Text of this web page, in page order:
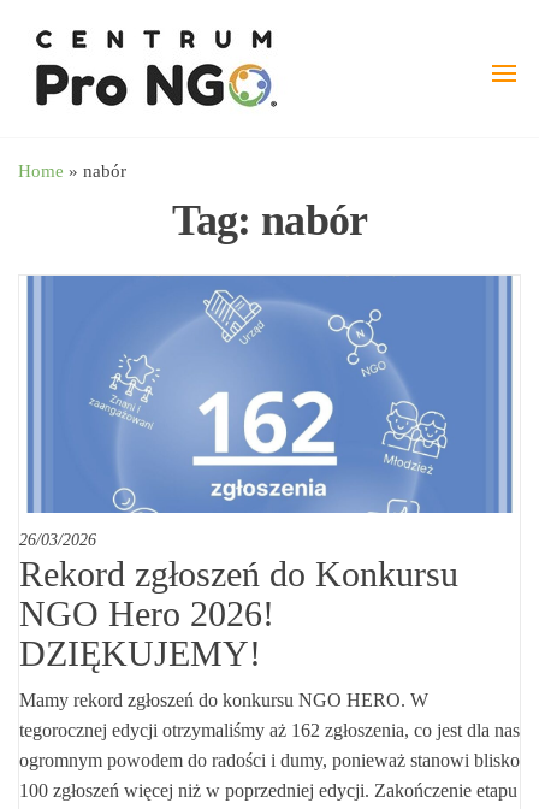
treści
Home » nabór
Tag: nabór
26/03/2026
Rekord zgłoszeń do Konkursu
NGO Hero 2026!
DZIĘKUJEMY!
Mamy rekord zgłoszeń do konkursu NGO HERO. W
tegorocznej edycji otrzymaliśmy aż 162 zgłoszenia, co jest dla nas
ogromnym powodem do radości i dumy, ponieważ stanowi blisko
100 zgłoszeń więcej niż w poprzedniej edycji. Zakończenie etapu